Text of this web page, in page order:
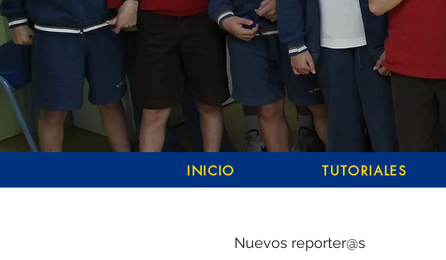
INICIO TUTORIALES
Nuevos reporter@s